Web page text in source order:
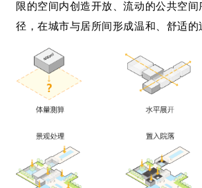
限的空间内创造开放、流动的公共空
径，在城市与居所间形成温和、舒适的